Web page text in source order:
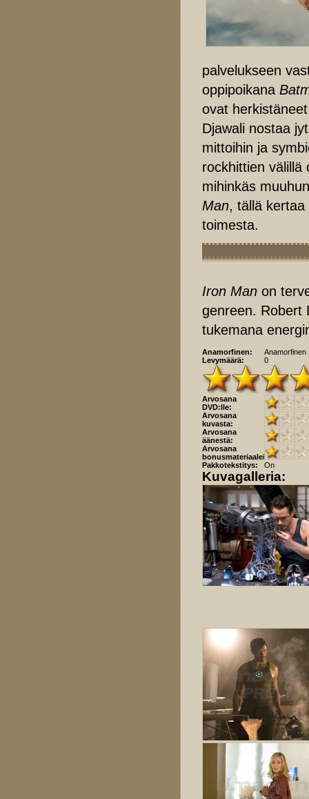
palvelukseen
oppipoikana
ovat
Djawali nostaa
mittoihin ja
rockhittien
mihinkäs
Man, tällä kertaa
toimesta.
Iron Man on
genreen. Robert
tukemana
Anamorfinen:
Anamorfinen
Levymäärä:
0
Arvosana
DVD:lle:
Arvosana
kuvasta:
Arvosana
äänestä:
Arvosana
bonusmateriaaleista:
Pakkotekstitys:
On
Kuvagalleria: